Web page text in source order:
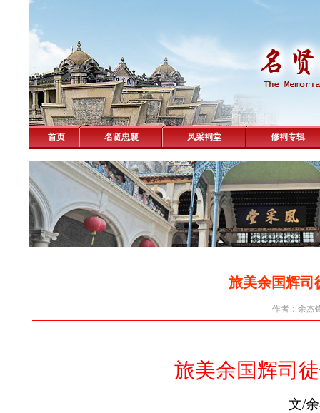
首页 名贤忠襄 风采祠堂 修祠专辑
旅美余国辉司
作者：余杰
旅美余国辉司
文/